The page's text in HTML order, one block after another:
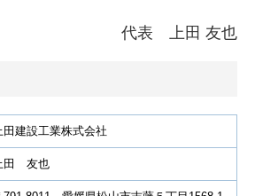
代表 上田 友也
田建設工業株式会社
田 友也